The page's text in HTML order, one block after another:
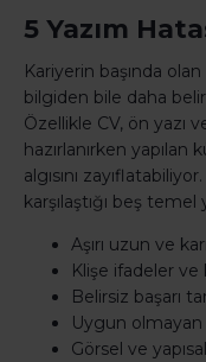
5 Yazım
Kariyerin başında
bilgiden bile daha
Özellikle CV, ön yazı
hazırlanırken
algısını
karşılaştığı beş temel
Aşırı uzun ve
Klişe ifadeler ve
Belirsiz başarı
Uygun
Görsel ve